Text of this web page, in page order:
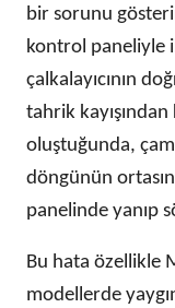
bir sorunu
kontrol paneliyle
çalkalayıcının
tahrik
oluştuğunda,
döngünün
panelinde yanıp
Bu hata özellikle
modellerde